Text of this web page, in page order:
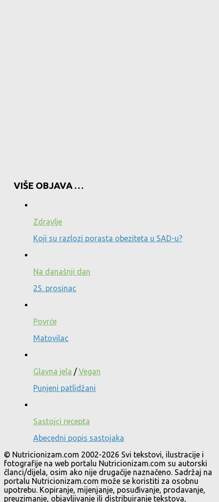
VIŠE OBJAVA …
Zdravlje
Koji su razlozi porasta obeziteta u SAD-u?
Na današnji dan
25. prosinac
Povrće
Matovilac
Glavna jela /Vegan
Punjeni patlidžani
Sastojci recepta
Abecedni popis sastojaka
© Nutricionizam.com 2002-2026 Svi tekstovi, ilustracije i
fotografije na web portalu Nutricionizam.com su autorski
članci/dijela, osim ako nije drugačije naznačeno. Sadržaj na
portalu Nutricionizam.com može se koristiti za osobnu
upotrebu. Kopiranje, mijenjanje, posuđivanje, prodavanje,
preuzimanje, objavljivanje ili distribuiranje tekstova,